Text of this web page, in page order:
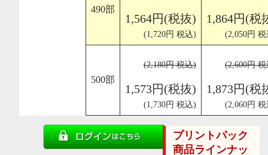
490部
1,564円(税抜)
(1,720円 税込)
1,864円(税
(2,050円
500部
(2,180円 税込)
1,573円(税抜)
(1,730円 税込)
(2,600円
1,873円(税
(2,060円
プリントパック
商品ラインナッ